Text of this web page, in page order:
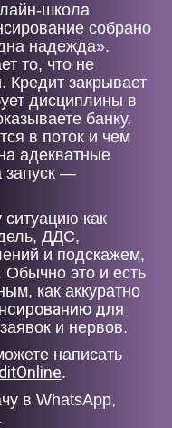
школа
собрано
надежда».
то, что не
Кредит закрывает
дисциплины в
банку,
в поток и чем
адекватные
запуск —
как
ДДС,
и подскажем,
это и есть
как аккуратно
для
и нервов.
написать
.
в WhatsApp,
.